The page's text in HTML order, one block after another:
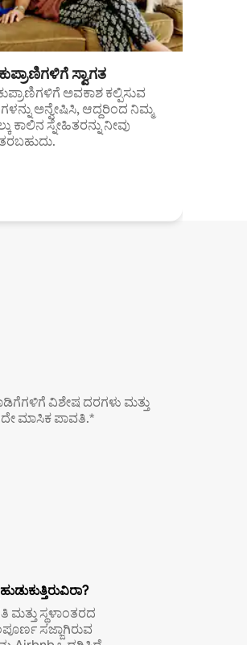
ಸ್ವಾಗತ
ಅವಕಾಶ ಕಲ್ಪಿಸುವ
ಅನ್ವೇಷಿಸಿ, ಆದ್ದರಿಂದ ನಿಮ್ಮ
ಕಾಲಿನ ಸ್ನೇಹಿತರನ್ನು ನೀವು
ವಿಶೇಷ ದರಗಳು ಮತ್ತು
ಮಾಸಿಕ ಪಾವತಿ.*
ಮತ್ತು ಸ್ಥಳಾಂತರದ
ಸಜ್ಜಾಗಿರುವ